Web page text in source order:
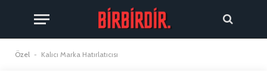
Özel - Kalıcı Marka Hatırlatıcısı